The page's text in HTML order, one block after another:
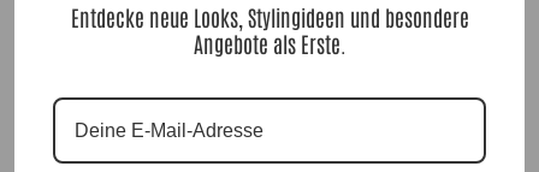
Green |Gr. UNI 36-46|, Anr.: 3690
Entdecke neue Looks, Stylingideen und besondere
Angebote als Erste.